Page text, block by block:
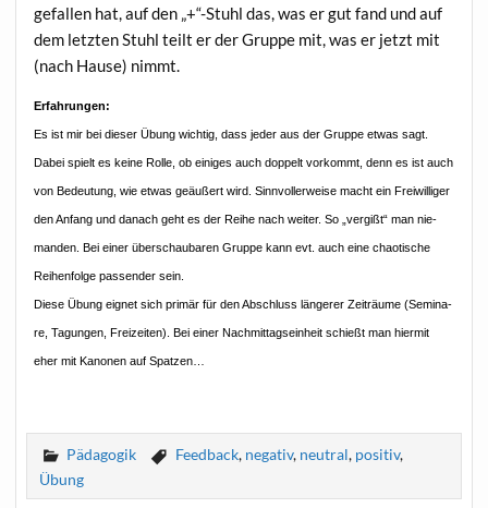
gefal­len hat, auf den „+“-Stuhl das, was er gut fand und auf
dem letz­ten Stuhl teilt er der Grup­pe mit, was er jetzt mit
(nach Hau­se) nimmt.
Erfah­run­gen:
Es ist mir bei die­ser Übung wich­tig, dass jeder aus der Grup­pe etwas sagt.
Dabei spielt es kei­ne Rol­le, ob eini­ges auch dop­pelt vor­kommt, denn es ist auch
von Bedeu­tung, wie etwas geäu­ßert wird. Sinn­vol­ler­wei­se macht ein Frei­wil­li­ger
den Anfang und danach geht es der Rei­he nach wei­ter. So „ver­gißt“ man nie­
man­den. Bei einer über­schau­ba­ren Grup­pe kann evt. auch eine chao­ti­sche
Rei­hen­fol­ge pas­sen­der sein.
Die­se Übung eig­net sich pri­mär für den Abschluss län­ge­rer Zeit­räu­me (Semi­na­
re, Tagun­gen, Frei­zei­ten). Bei einer Nach­mit­tags­ein­heit schießt man hier­mit
eher mit Kano­nen auf Spatzen…
Pädagogik Feedback, negativ, neutral, positiv,
Übung